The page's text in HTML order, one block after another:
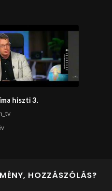
hiszti 3.
HOZZÁSZÓLÁS?